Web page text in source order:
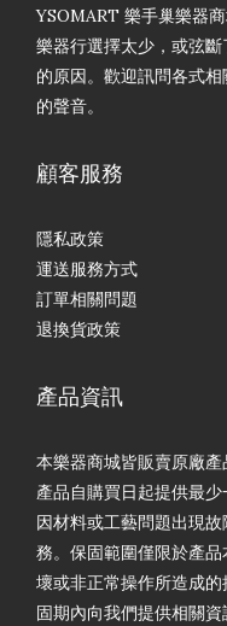
YSOMART 樂手巢樂器
樂器行選擇太少，或弦
的原因。歡迎訊問各式
的聲音。
顧客服務
隱私政策
運送服務方式
訂單相關問題
退換貨政策
產品資訊
本樂器商城皆販賣原廠
產品自購買日起提供最
因材料或工藝問題出現
務。保固範圍僅限於產
壞或非正常操作所造成
固期內向我們提供相關資